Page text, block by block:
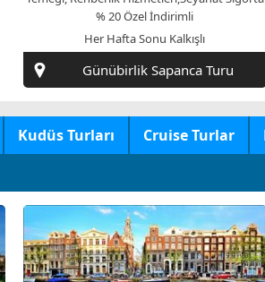
Günübirlik Sapanca Turu
Kudüs Turları Cruise Turlar
324 €